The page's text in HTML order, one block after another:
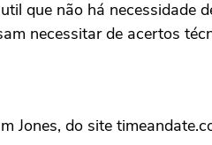
que não há necessidade
necessitar de acertos
Jones, do site